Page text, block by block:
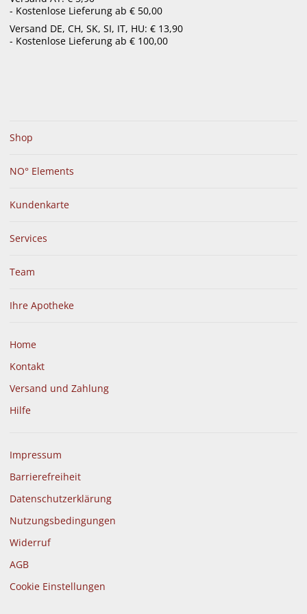
- Kostenlose Lieferung ab € 50,00
Versand DE, CH, SK, SI, IT, HU: € 13,90
- Kostenlose Lieferung ab € 100,00
Shop
NO° Elements
Kundenkarte
Services
Team
Ihre Apotheke
Home
Kontakt
Versand und Zahlung
Hilfe
Impressum
Barrierefreiheit
Datenschutzerklärung
Nutzungsbedingungen
Widerruf
AGB
Cookie Einstellungen